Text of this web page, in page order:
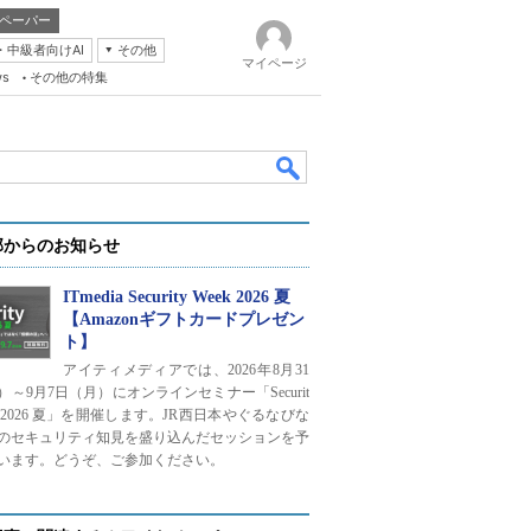
ーパー
中級者向けAI
その他
その他の特集
マイページ
らのお知らせ
ITmedia Security Week 2026 夏
【Amazonギフトカードプレゼン
ト】
アイティメディアでは、2026年8月31
～9月7日（月）にオンラインセミナー「Securit
2026 夏」を開催します。JR西日本やぐるなびな
セキュリティ知見を盛り込んだセッションを予
ます。どうぞ、ご参加ください。